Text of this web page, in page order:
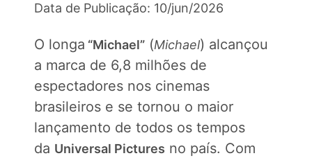
Data de Publicação: 10/jun/2026
O longa “Michael” (Michael) alcançou
a marca de 6,8 milhões de
espectadores nos cinemas
brasileiros e se tornou o maior
lançamento de todos os tempos
da Universal Pictures no país. Com